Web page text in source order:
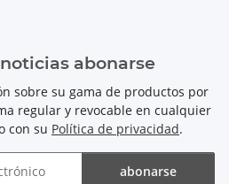
abonarse
sobre su gama de productos por
regular y revocable en cualquier
con su Política de privacidad.
abonarse